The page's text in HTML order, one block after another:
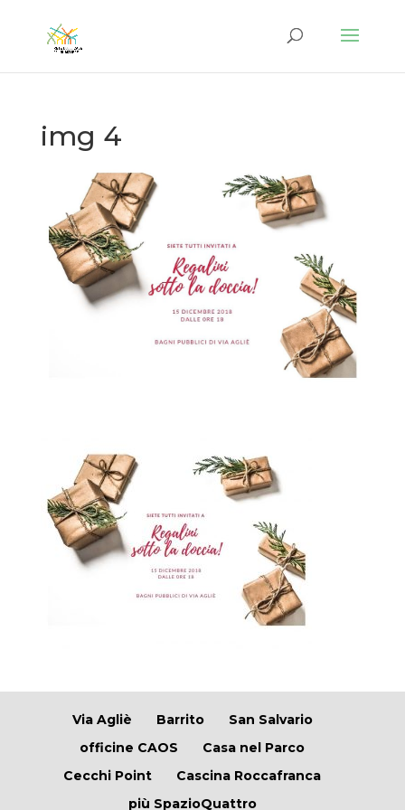
img 4
Via Agliè Barrito
San Salvario
officine CAOS
Casa nel Parco
Cecchi Point
Cascina Roccafranca
più SpazioQuattro